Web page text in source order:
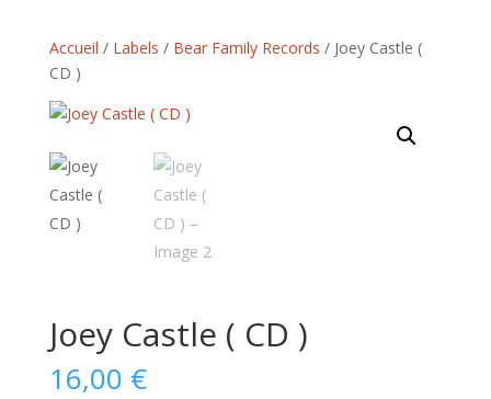
Accueil / Labels / Bear Family Records / Joey Castle (
CD )
Joey Castle ( CD )
16,00 €